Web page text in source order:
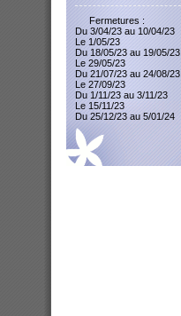
Fermetures :
Du 3/04/23 au 10/04/23
Le 1/05/23
Du 18/05/23 au 19/05/23
Le 29/05/23
Du 21/07/23 au 24/08/23
Le 27/09/23
Du 1/11/23 au 3/11/23
Le 15/11/23
Du 25/12/23 au 5/01/24